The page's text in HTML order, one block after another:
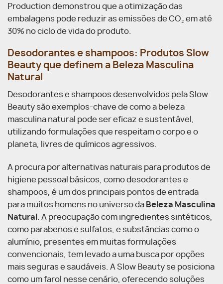
Production demonstrou que a otimização das
embalagens pode reduzir as emissões de CO₂ em até
30% no ciclo de vida do produto.
Desodorantes e shampoos: Produtos Slow
Beauty que definem a Beleza Masculina
Natural
Desodorantes e shampoos desenvolvidos pela Slow
Beauty são exemplos-chave de como a beleza
masculina natural pode ser eficaz e sustentável,
utilizando formulações que respeitam o corpo e o
planeta, livres de químicos agressivos.
A procura por alternativas naturais para produtos de
higiene pessoal básicos, como desodorantes e
shampoos, é um dos principais pontos de entrada
para muitos homens no universo da Beleza Masculina
Natural
. A preocupação com ingredientes sintéticos,
como parabenos e sulfatos, e substâncias como o
alumínio, presentes em muitas formulações
convencionais, tem levado a uma busca por opções
mais seguras e saudáveis. A Slow Beauty se posiciona
como um farol nesse cenário, oferecendo soluções